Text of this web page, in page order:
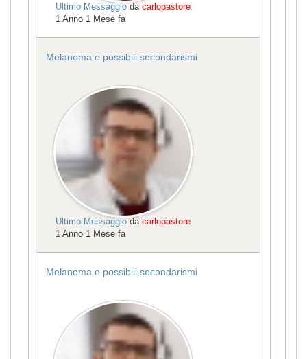
Ultimo Messaggioda carlopastore
1 Anno 1 Mese fa
Melanoma e possibili secondarismi
Ultimo Messaggioda carlopastore
1 Anno 1 Mese fa
Melanoma e possibili secondarismi